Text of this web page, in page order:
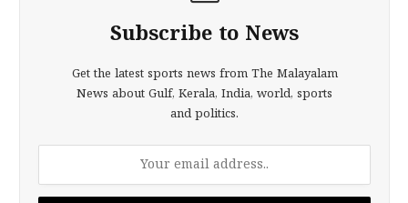
Subscribe to News
Get the latest sports news from The Malayalam
News about Gulf, Kerala, India, world, sports
and politics.